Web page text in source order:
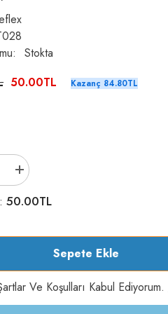
Stokta
50.00TL Kazanç 84.80TL
Reflex
Av
Hayvanlı
ve
Kedi
3X5
için
50.00TL
Sepete Ekle
Ve Koşulları Kabul Ediyorum.